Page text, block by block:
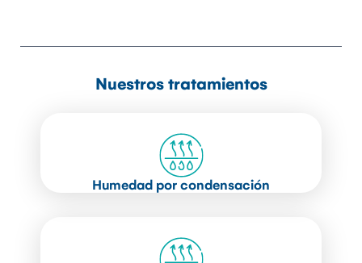
Nuestros tratamientos
Humedad por condensación